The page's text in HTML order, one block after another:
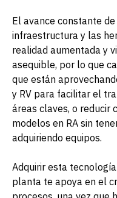
El avance constante
infraestructura y las
realidad aumentada y
asequible, por lo que
que están
y RV para facilitar el
áreas claves, o reducir
modelos en RA sin
adquiriendo equipos.
Adquirir esta
planta te apoya en el